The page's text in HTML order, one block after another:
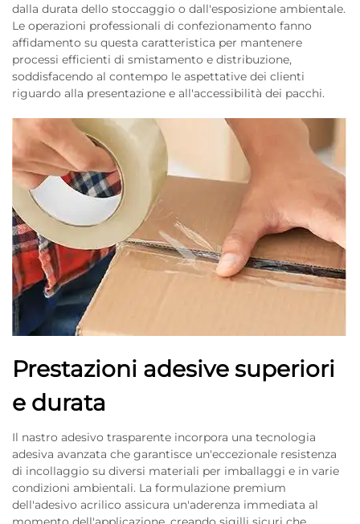
dalla durata dello stoccaggio o dall'esposizione ambientale.
Le operazioni professionali di confezionamento fanno
affidamento su questa caratteristica per mantenere
processi efficienti di smistamento e distribuzione,
soddisfacendo al contempo le aspettative dei clienti
riguardo alla presentazione e all'accessibilità dei pacchi.
Prestazioni adesive superiori
e durata
Il nastro adesivo trasparente incorpora una tecnologia
adesiva avanzata che garantisce un'eccezionale resistenza
di incollaggio su diversi materiali per imballaggi e in varie
condizioni ambientali. La formulazione premium
dell'adesivo acrilico assicura un'aderenza immediata al